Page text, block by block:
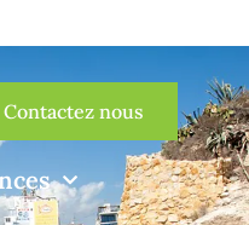
Contactez nous